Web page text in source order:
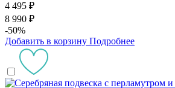
4 495 ₽
8 990 ₽
-50%
Добавить в корзину Подробнее